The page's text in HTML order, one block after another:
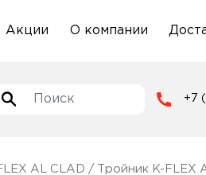
Акции О компании
+7
AL CLAD / Тройник K-FLEX